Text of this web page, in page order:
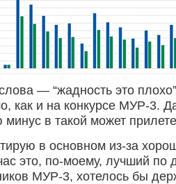
— “жадность это
как и на конкурсе МУР-3.
в такой может
в основном из-за
это, по-моему, лучший по
МУР-3, хотелось бы